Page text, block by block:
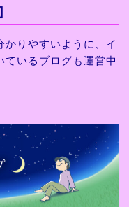
かりやすいように、 イ
ているブログも運営中